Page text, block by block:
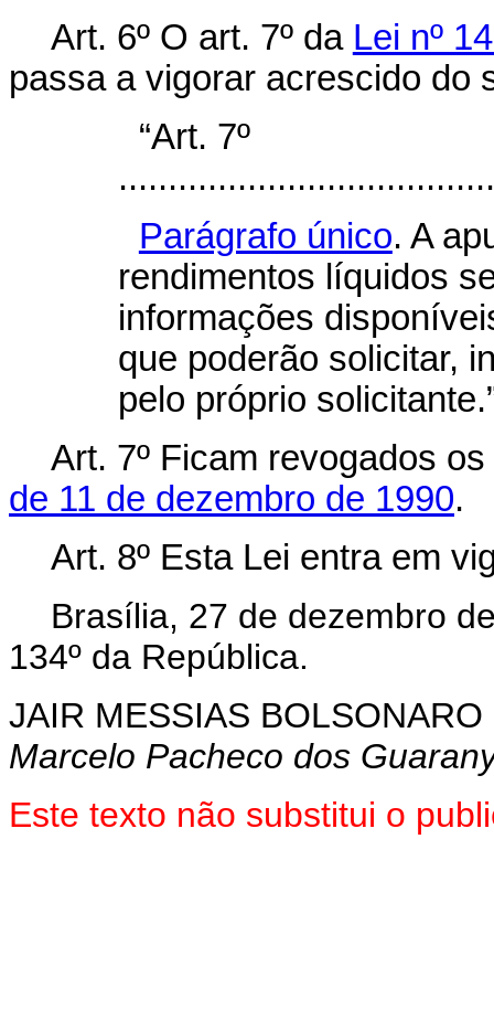
Art. 6º O art. 7º da Lei nº
passa a vigorar acrescido do
“Art. 7º
Parágrafo único. A
rendimentos líquidos
informações
que poderão solicitar,
pelo próprio
Art. 7º Ficam revogados os
de 11 de dezembro de 1990.
Art. 8º Esta Lei entra em
Brasília, 27 de dezembro
134º da República.
JAIR MESSIAS BOLSONARO
Marcelo Pacheco dos
Este texto não substitui o